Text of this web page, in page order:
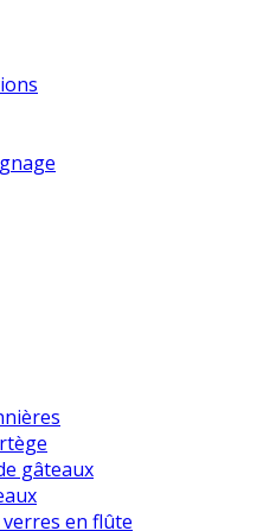
gâteaux
en flûte